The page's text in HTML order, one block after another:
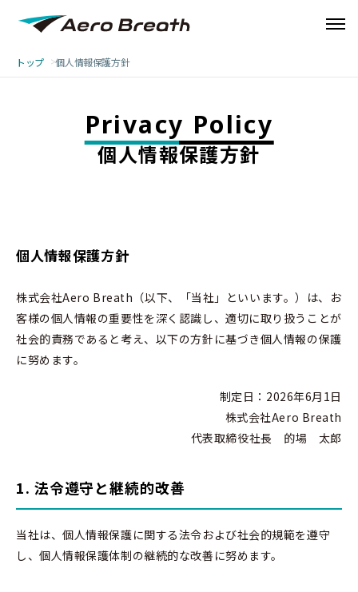
トップ 個人情報保護方針
Privacy Policy
個人情報保護方針
個人情報保護方針
株式会社Aero Breath（以下、「当社」といいます。）は、お
客様の個人情報の重要性を深く認識し、適切に取り扱うことが
社会的責務であると考え、以下の方針に基づき個人情報の保護
に努めます。
制定日：2026年6月1日
株式会社Aero Breath
代表取締役社長 的場 太郎
1. 法令遵守と継続的改善
当社は、個人情報保護に関する法令および社会的規範を遵守
し、個人情報保護体制の継続的な改善に努めます。